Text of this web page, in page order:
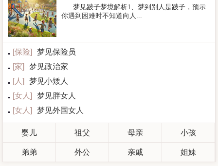
梦见跛子梦境解析1、梦到别人是跛子，预示
你遇到困难时不知道向人...
[保险]
梦见保险员
[家]
梦见政治家
[人 ]
梦见小矮人
[女人 ]
梦见胖女人
[女人 ] 梦见外国女人
婴儿 祖父 母亲 小孩
弟弟 外公 亲戚 姐妹